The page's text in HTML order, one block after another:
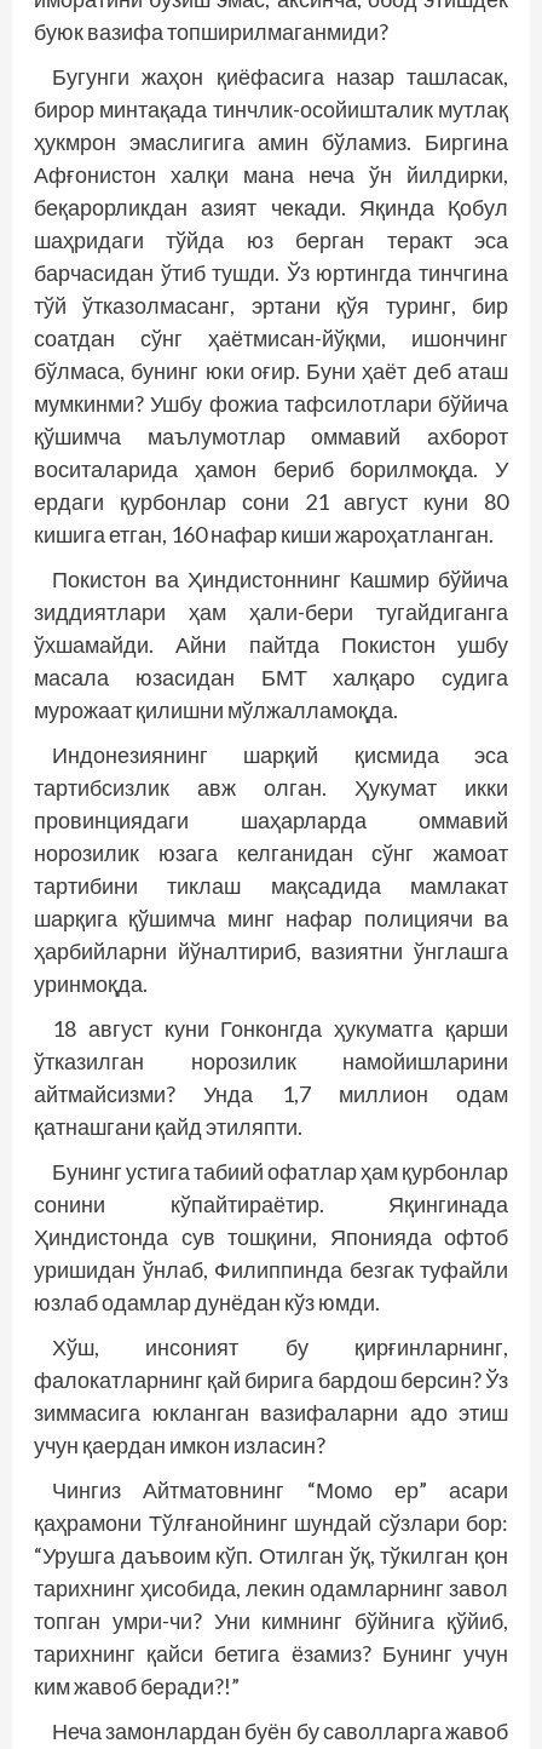
буюк вазифа топширилмаганмиди?
Бугунги жаҳон қиёфасига назар ташласак,
бирор минтақада тинчлик-осойишталик мутлақ
ҳукмрон эмаслигига амин бўламиз. Биргина
Афғонистон халқи мана неча ўн йилдирки,
беқарорликдан азият чекади. Яқинда Қобул
шаҳридаги тўйда юз берган теракт эса
барчасидан ўтиб тушди. Ўз юртингда тинчгина
тўй ўтказолмасанг, эртани қўя туринг, бир
соатдан сўнг ҳаётмисан-йўқми, ишончинг
бўлмаса, бунинг юки оғир. Буни ҳаёт деб аташ
мумкинми? Ушбу фожиа тафсилотлари бўйича
қўшимча маълумотлар оммавий ахборот
воситаларида ҳамон бериб борилмоқда. У
ердаги қурбонлар сони 21 август куни 80
кишига етган, 160 нафар киши жароҳатланган.
Покистон ва Ҳиндистоннинг Кашмир бўйича
зиддиятлари ҳам ҳали-бери тугайдиганга
ўхшамайди. Айни пайтда Покистон ушбу
масала юзасидан БМТ халқаро судига
мурожаат қилишни мўлжалламоқда.
Индонезиянинг шарқий қисмида эса
тартибсизлик авж олган. Ҳукумат икки
провинциядаги шаҳарларда омма­вий
норозилик юзага келганидан сўнг жамоат
тартибини тиклаш мақсадида мамлакат
шарқига қўшимча минг нафар полициячи ва
ҳарбийларни йўналтириб, вазиятни ўнглашга
уринмоқда.
18 август куни Гонконгда ҳукуматга қарши
ўтказилган норозилик намо­йишларини
айтмайсизми? Унда 1,7 миллион одам
қатнашгани қайд этиляпти.
Бунинг устига табиий офатлар ҳам қурбонлар
сонини кўпайтираётир. Яқингинада
Ҳиндистонда сув тошқини, Японияда офтоб
уришидан ўнлаб, Филиппинда безгак туфайли
юзлаб одамлар дунёдан кўз юмди.
Хўш, инсоният бу қирғинларнинг,
фалокатларнинг қай бирига бардош берсин? Ўз
зиммасига юкланган вазифаларни адо этиш
учун қаердан имкон изласин?
Чингиз Айтматовнинг “Момо ер” асари
қаҳрамони Тўлғанойнинг шундай сўзлари бор:
“Урушга даъвоим кўп. Отилган ўқ, тўкилган қон
тарихнинг ҳисобида, лекин одамларнинг завол
топган умри-чи? Уни кимнинг бўйнига қўйиб,
тарихнинг қайси бетига ёзамиз? Бунинг учун
ким жавоб беради?!”
Неча замонлардан буён бу саволларга жавоб